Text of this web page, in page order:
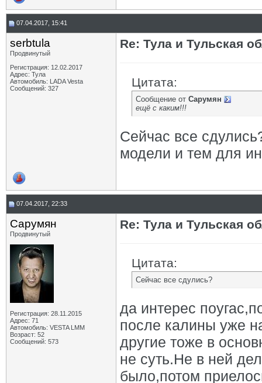
07.04.2017, 15:41
serbtula
Продвинутый
Регистрация: 12.02.2017
Адрес: Тула
Автомобиль: LADA Vesta
Сообщений: 327
Re: Тула и Тульская
Цитата:
Сообщение от Сарумян
ещё с каким!!!
Сейчас все
модели и тем для
07.04.2017, 22:33
Сарумян
Продвинутый
Регистрация: 28.11.2015
Адрес: 71
Автомобиль: VESTA LMM
Возраст: 52
Сообщений: 573
Re: Тула и Тульская
Цитата:
Сейчас все сдулись?
да интерес
после калины уже
другие тоже в
не суть.Не в ней
было,потом